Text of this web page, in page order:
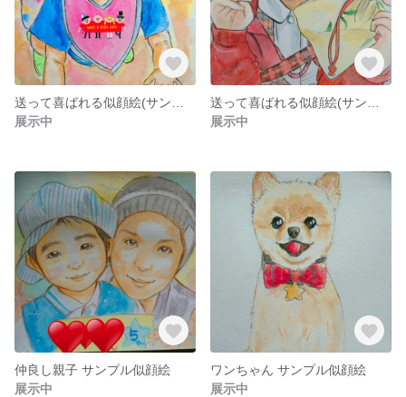
展示中
展示中
仲良し親子 サンプル似顔絵
展示中
ワンちゃん サンプル似顔絵
展示中